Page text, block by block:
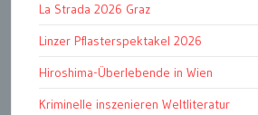
La Strada 2026 Graz
Linzer Pflasterspektakel 2026
Hiroshima-Überlebende in Wien
Kriminelle inszenieren Weltliteratur